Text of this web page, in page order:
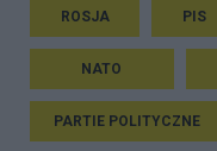
ROSJA PIS
NATO
PARTIE POLITYCZNE